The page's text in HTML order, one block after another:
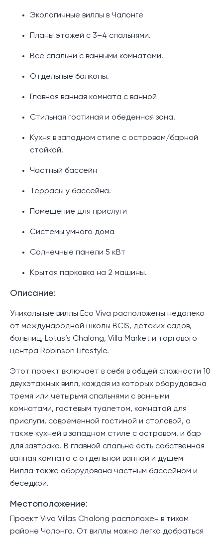
Экологичные виллы в Чалонге
Планы этажей с 3–4 спальнями.
Все спальни с ванными комнатами.
Отдельные балконы.
Главная ванная комната с ванной
Стильная гостиная и обеденная зона.
Кухня в западном стиле с островом/барной
стойкой.
Частный бассейн
Террасы у бассейна.
Помещение для прислуги
Системы умного дома
Солнечные панели 5 кВт
Крытая парковка на 2 машины.
Описание:
Уникальные виллы Eco Viva расположены недалеко
от международной школы BCIS, детских садов,
больниц, Lotus’s Chalong, Villa Market и торгового
центра Robinson Lifestyle.
Этот проект включает в себя в общей сложности 10
двухэтажных вилл, каждая из которых оборудована
тремя или четырьмя спальнями с ванными
комнатами, гостевым туалетом, комнатой для
прислуги, современной гостиной и столовой, а
также кухней в западном стиле с островом. и бар
для завтрака. В главной спальне есть собственная
ванная комната с отдельной ванной и душем
Вилла также оборудована частным бассейном и
беседкой.
Местоположение:
Проект Viva Villas Chalong расположен в тихом
районе Чалонга. От виллы можно легко добраться